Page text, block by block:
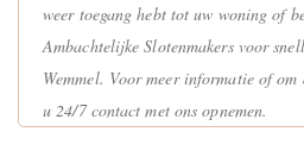
weer toegang hebt tot uw woning of
Ambachtelijke Slotenmakers voor
Wemmel. Voor meer informatie of
u 24/7 contact met ons opnemen.